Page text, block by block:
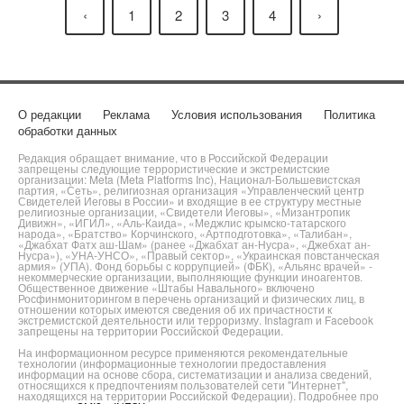
‹ 1 2 3 4 ›
О редакции Реклама Условия использования
Политика
обработки данных
Редакция обращает внимание, что в Российской Федерации
запрещены следующие террористические и экстремистские
организации: Meta (Meta Platforms Inc), Национал-Большевистская
партия, «Сеть», религиозная организация «Управленческий центр
Свидетелей Иеговы в России» и входящие в ее структуру местные
религиозные организации, «Свидетели Иеговы», «Мизантропик
Дивижн», «ИГИЛ», «Аль-Каида», «Меджлис крымско-татарского
народа», «Братство» Корчинского, «Артподготовка», «Талибан»,
«Джабхат Фатх аш-Шам» (ранее «Джабхат ан-Нусра», «Джебхат ан-
Нусра»), «УНА-УНСО», «Правый сектор», «Украинская повстанческая
армия» (УПА). Фонд борьбы с коррупцией» (ФБК), «Альянс врачей» -
некоммерческие организации, выполняющие функции иноагентов.
Общественное движение «Штабы Навального» включено
Росфинмониторингом в перечень организаций и физических лиц, в
отношении которых имеются сведения об их причастности к
экстремистской деятельности или терроризму. Instagram и Facebook
запрещены на территории Российской Федерации.
На информационном ресурсе применяются рекомендательные
технологии (информационные технологии предоставления
информации на основе сбора, систематизации и анализа сведений,
относящихся к предпочтениям пользователей сети "Интернет",
находящихся на территории Российской Федерации). Подробнее про